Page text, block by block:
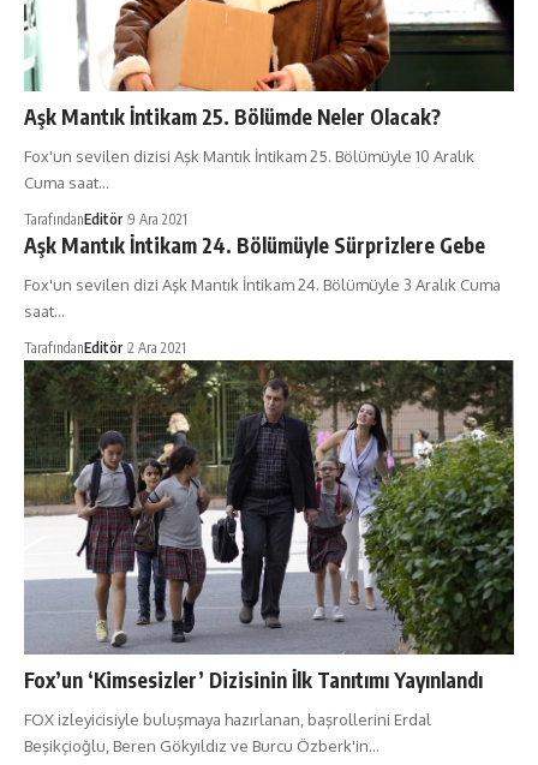
Aşk Mantık İntikam 25. Bölümde Neler Olacak?
Fox'un sevilen dizisi Aşk Mantık İntikam 25. Bölümüyle 10 Aralık
Cuma saat…
TarafındanEditör 9 Ara 2021
Aşk Mantık İntikam 24. Bölümüyle Sürprizlere Gebe
Fox'un sevilen dizi Aşk Mantık İntikam 24. Bölümüyle 3 Aralık Cuma
saat…
TarafındanEditör 2 Ara 2021
Fox’un ‘Kimsesizler’ Dizisinin İlk Tanıtımı Yayınlandı
FOX izleyicisiyle buluşmaya hazırlanan, başrollerini Erdal
Beşikçioğlu, Beren Gökyıldız ve Burcu Özberk'in…